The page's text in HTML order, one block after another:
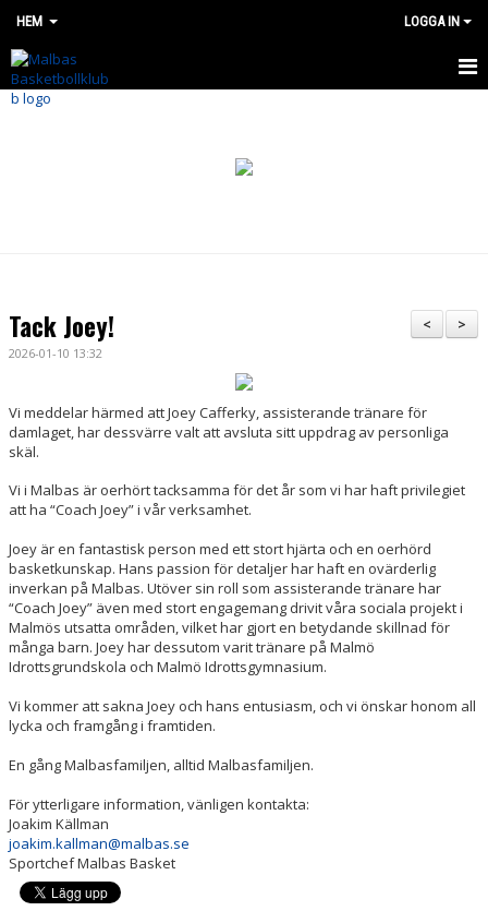
HEM LOGGA IN
HEM
MALBAS MADNESS CUP
LAG OCH VERKSAMHET
ENGAGERA DIG
KONTAKT
>
<
Tack Joey!
2026-01-10 13:32
Vi meddelar härmed att Joey Cafferky, assisterande tränare för
damlaget, har dessvärre valt att avsluta sitt uppdrag av personliga
skäl.
Vi i Malbas är oerhört tacksamma för det år som vi har haft privilegiet
att ha “Coach Joey” i vår verksamhet.
Joey är en fantastisk person med ett stort hjärta och en oerhörd
basketkunskap. Hans passion för detaljer har haft en ovärderlig
inverkan på Malbas. Utöver sin roll som assisterande tränare har
“Coach Joey” även med stort engagemang drivit våra sociala projekt i
Malmös utsatta områden, vilket har gjort en betydande skillnad för
många barn. Joey har dessutom varit tränare på Malmö
Idrottsgrundskola och Malmö Idrottsgymnasium.
Vi kommer att sakna Joey och hans entusiasm, och vi önskar honom all
lycka och framgång i framtiden.
En gång Malbasfamiljen, alltid Malbasfamiljen.
För ytterligare information, vänligen kontakta:
Joakim Källman
joakim.kallman@malbas.se
Sportchef Malbas Basket